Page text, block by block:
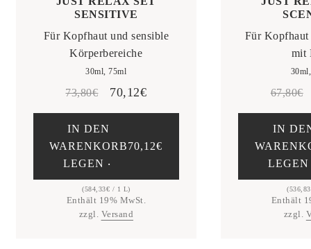
SENSITIVE
Für Kopfhaut und sensible
Körperbereiche
30ml, 75ml
73,80€
Ursprünglicher
Preis
war:
73,80€
70,12€Aktueller
Preis
70,12€.
Enthält 19% MwSt.
(584,33€ / 1 L)
zzgl. Versand
IN DEN
WARENKORB
LEGEN ‧
70,12€
Für
mit
67,80€
Enthält
(536,83
zzgl.
IN